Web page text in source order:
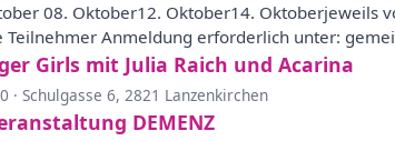
08. Oktober12. Oktober14. Oktoberjeweils
Teilnehmer Anmeldung erforderlich unter:
Girls mit Julia Raich und Acarina
· Schulgasse 6, 2821 Lanzenkirchen
DEMENZ